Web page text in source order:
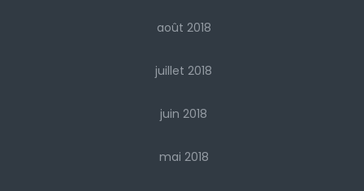
août 2018
juillet 2018
juin 2018
mai 2018